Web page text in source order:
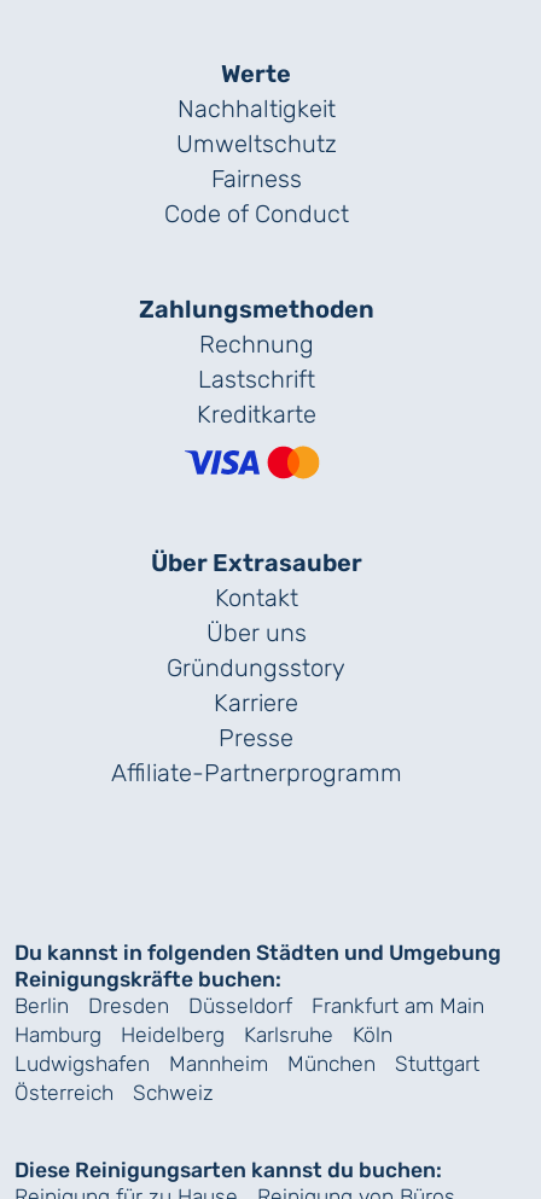
Werte
Nachhaltigkeit
Umweltschutz
Fairness
Code of Conduct
Zahlungs­methoden
Rechnung
Lastschrift
Kreditkarte
Über Extrasauber
Kontakt
Über uns
Gründungs­story
Karriere
Presse
Affiliate-Partnerprogramm
Du kannst in folgenden Städten und Umgebung
Reinigungskräfte buchen:
Berlin
Dresden Düsseldorf
Frankfurt am Main
Hamburg
Heidelberg Karlsruhe
Köln
Ludwigshafen
Mannheim München
Stuttgart
Österreich
Schweiz
Diese Reinigungsarten kannst du buchen: